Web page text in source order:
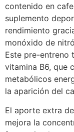
contenido en
suplemento
rendimiento
monóxido de
Este pre-entreno
vitamina B6, que
metabólicos
la aparición del
El aporte extra
mejora la